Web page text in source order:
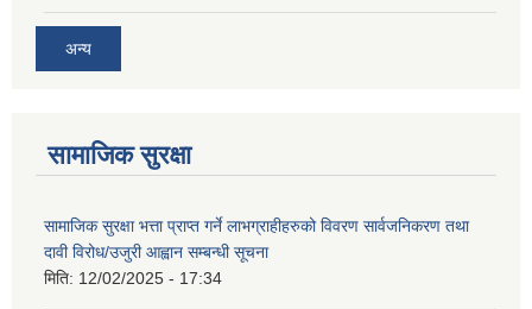
अन्य
सामाजिक सुरक्षा
सामाजिक सुरक्षा भत्ता प्राप्त गर्ने लाभग्राहीहरुको विवरण सार्वजनिकरण तथा
दावी विरोध/उजुरी आह्वान सम्बन्धी सूचना
मिति: 12/02/2025 - 17:34